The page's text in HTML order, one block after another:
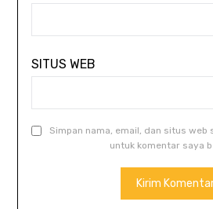
SITUS WEB
Simpan nama, email, dan situs web
untuk komentar saya